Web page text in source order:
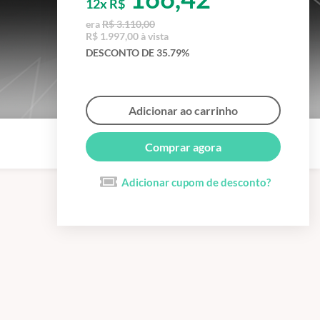
12x R$
eraR$ 3.110,00
R$ 1.997,00 à vista
DESCONTO DE 35.79%
Adicionar ao carrinho
Comprar agora
Adicionar cupom de desconto?